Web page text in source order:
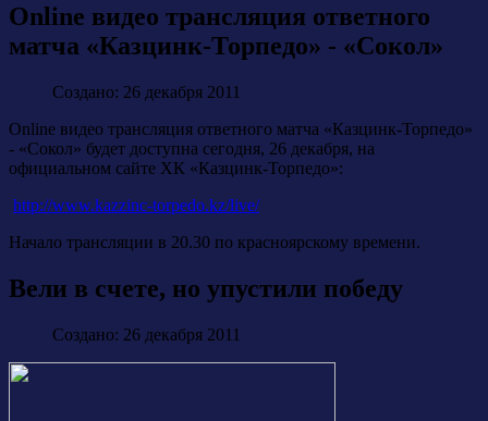
Online видео трансляция ответного
матча «Казцинк-Торпедо» - «Сокол»
Создано: 26 декабря 2011
Online видео трансляция ответного матча «Казцинк-Торпедо»
- «Сокол» будет доступна сегодня, 26 декабря, на
официальном сайте ХК «Казцинк-Торпедо»:
http://www.kazzinc-torpedo.kz/live/
Начало трансляции в 20.30 по красноярскому времени.
Вели в счете, но упустили победу
Создано: 26 декабря 2011